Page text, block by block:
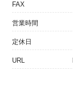
FAX
営業時間
定休日
URL